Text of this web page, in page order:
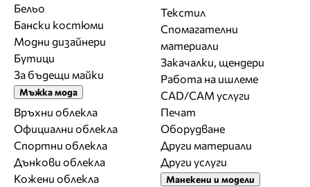
Бельо
Бански костюми
Модни дизайнери
Бутици
За бъдещи майки
Мъжка мода
Връхни облекла
Официални облекла
Спортни облекла
Дънкови облекла
Кожени облекла
Текстил
Спомагателни
материали
Закачалки, щендери
Работа на ишлеме
CAD/CAM услуги
Печат
Оборудване
Други материали
Други услуги
Манекени и модели